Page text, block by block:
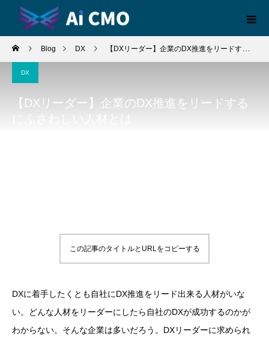
Blog DX 【DXリーダー】企業のDX推進をリードするにふさわしい人材とは
DX
【DXリーダー】企業のDX推進をリードする
この記事のタイトルとURLをコピーする
DXに着手したくとも自社にDX推進をリード出来る人材がいな
い。どんな人材をリーダーにしたら自社のDXが成功するのかが
わからない。そんな企業は多いだろう。DXリーダーに求められ